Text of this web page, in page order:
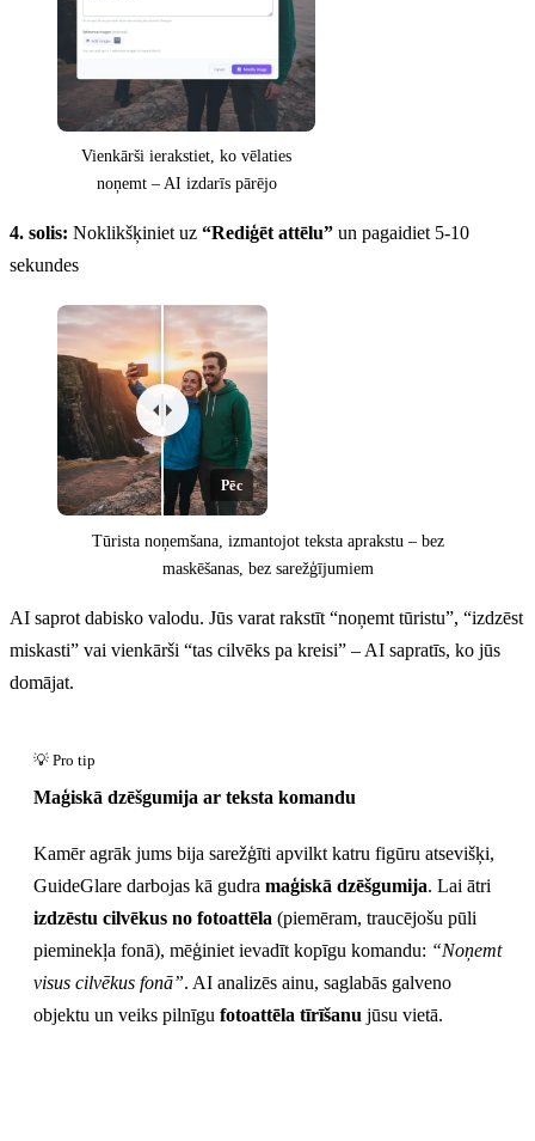
Vienkārši ierakstiet, ko vēlaties
noņemt – AI izdarīs pārējo
4. solis: Noklikšķiniet uz “Rediģēt attēlu” un pagaidiet 5-10
sekundes
Pēc
Tūrista noņemšana, izmantojot teksta aprakstu – bez
maskēšanas, bez sarežģījumiem
AI saprot dabisko valodu. Jūs varat rakstīt “noņemt tūristu”, “izdzēst
miskasti” vai vienkārši “tas cilvēks pa kreisi” – AI sapratīs, ko jūs
domājat.
Maģiskā dzēšgumija ar teksta komandu
Kamēr agrāk jums bija sarežģīti apvilkt katru figūru atsevišķi,
GuideGlare darbojas kā gudra maģiskā dzēšgumija. Lai ātri
izdzēstu cilvēkus no fotoattēla (piemēram, traucējošu pūli
pieminekļa fonā), mēģiniet ievadīt kopīgu komandu: “Noņemt
visus cilvēkus fonā”. AI analizēs ainu, saglabās galveno
objektu un veiks pilnīgu fotoattēla tīrīšanu jūsu vietā.